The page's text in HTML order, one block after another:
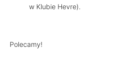
w Klubie Hevre).
Polecamy!